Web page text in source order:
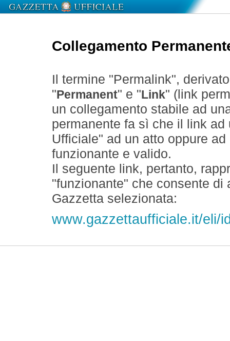
Collegamento
Il termine "Permalink",
" Permanent" e " Link" (link
un collegamento stabile ad
permanente fa sì che il link
Ufficiale" ad un atto oppure
funzionante e valido.
Il seguente link, pertanto,
"funzionante" che consente
Gazzetta selezionata:
www.gazzettaufficiale.it/eli/